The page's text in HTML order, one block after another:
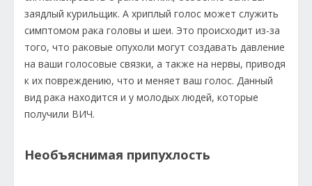
заядлый курильщик. А хриплый голос может служить
симптомом рака головы и шеи. Это происходит из-за
того, что раковые опухоли могут создавать давление
на ваши голосовые связки, а также на нервы, приводя
к их повреждению, что и меняет ваш голос. Данный
вид рака находится и у молодых людей, которые
получили ВИЧ.
Необъяснимая припухлость